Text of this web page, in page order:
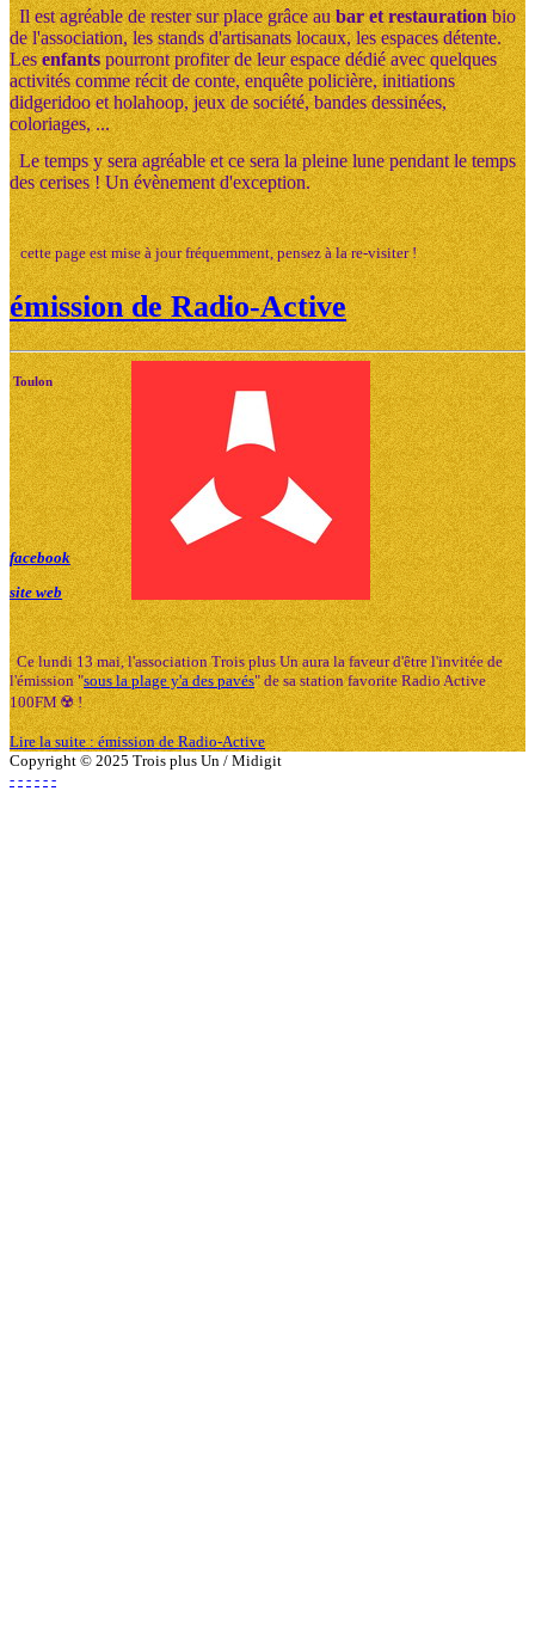
Il est agréable de rester sur place grâce aubar et restaurationbio
de l'association, les stands d'artisanats locaux, les espaces détente.
Lesenfantspourront profiter de leur espace dédié avec quelques
activités comme récit de conte, enquête policière, initiations
didgeridoo et holahoop, jeux de société, bandes dessinées,
coloriages, ...
Le temps y sera agréable et ce sera la pleine lune pendant le temps
des cerises ! Un évènement d'exception.
cette page est mise à jour fréquemment, pensez à la re-visiter !
émission de Radio-Active
Toulon
facebook
site web
Ce lundi 13 mai, l'association Trois plus Un aura la faveur d'être l'invitée de
l'émission "sous la plage y'a des pavés" de sa station favorite Radio Active
100FM ☢️ !
Lire la suite : émission de Radio-Active
Copyright © 2025 Trois plus Un / Midigit
- - - - - -